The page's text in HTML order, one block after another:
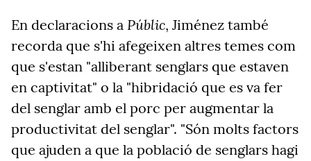
En declaracions a Públic, Jiménez també
recorda que s'hi afegeixen altres temes com
que s'estan "alliberant senglars que estaven
en captivitat" o la "hibridació que es va fer
del senglar amb el porc per augmentar la
productivitat del senglar". "Són molts factors
que ajuden a que la població de senglars hagi